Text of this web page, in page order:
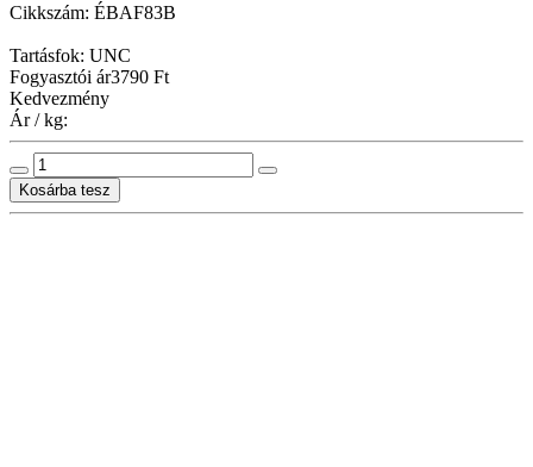
Cikkszám: ÉBAF83B
Tartásfok: UNC
Fogyasztói ár3790 Ft
Kedvezmény
Ár / kg: